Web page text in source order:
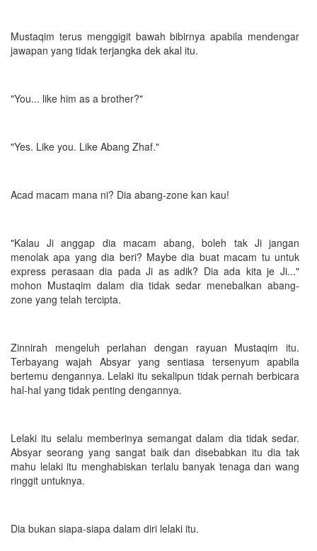
Mustaqim terus menggigit bawah bibirnya apabila mendengar
jawapan yang tidak terjangka dek akal itu.
"You... like him as a brother?"
"Yes. Like you. Like Abang Zhaf."
Acad macam mana ni? Dia abang-zone kan kau!
"Kalau Ji anggap dia macam abang, boleh tak Ji jangan
menolak apa yang dia beri? Maybe dia buat macam tu untuk
express perasaan dia pada Ji as adik? Dia ada kita je Ji..."
mohon Mustaqim dalam dia tidak sedar menebalkan abang-
zone yang telah tercipta.
Zinnirah mengeluh perlahan dengan rayuan Mustaqim itu.
Terbayang wajah Absyar yang sentiasa tersenyum apabila
bertemu dengannya. Lelaki itu sekalipun tidak pernah berbicara
hal-hal yang tidak penting dengannya.
Lelaki itu selalu memberinya semangat dalam dia tidak sedar.
Absyar seorang yang sangat baik dan disebabkan itu dia tak
mahu lelaki itu menghabiskan terlalu banyak tenaga dan wang
ringgit untuknya.
Dia bukan siapa-siapa dalam diri lelaki itu.